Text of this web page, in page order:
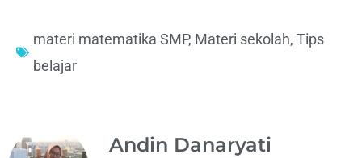
materi matematika SMP, Materi sekolah, Tips
belajar
Andin Danaryati